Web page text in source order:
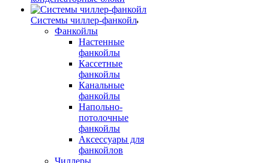
Системы чиллер-фанкойл
Фанкойлы
Настенные
фанкойлы
Кассетные
фанкойлы
Канальные
фанкойлы
Напольно-
потолочные
фанкойлы
Аксессуары для
фанкойлов
Чиллеры